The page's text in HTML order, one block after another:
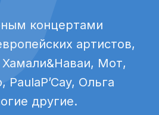
концертами
артистов,
Мот,
Ольга
другие.